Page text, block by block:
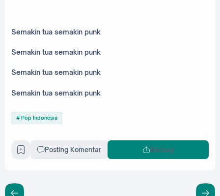
Semakin tua semakin punk
Semakin tua semakin punk
Semakin tua semakin punk
Semakin tua semakin punk
Pop Indonesia
Posting Komentar Berbagi